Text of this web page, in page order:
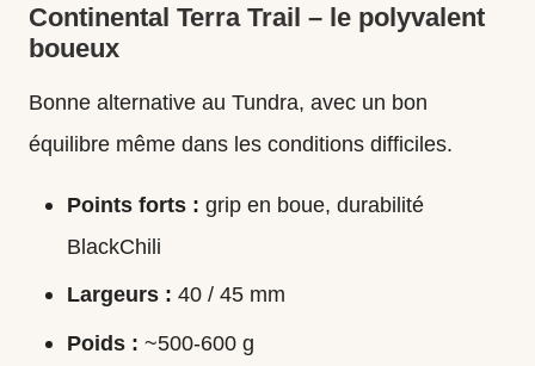
Continental Terra Trail – le polyvalent
boueux
Bonne alternative au Tundra, avec un bon
équilibre même dans les conditions difficiles.
Points forts : grip en boue, durabilité
BlackChili
Largeurs : 40 / 45 mm
Poids : ~500-600 g